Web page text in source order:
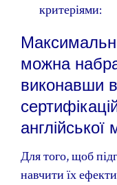
критеріями:
можна
виконавши
англійської
Для того, щоб
навчити їх